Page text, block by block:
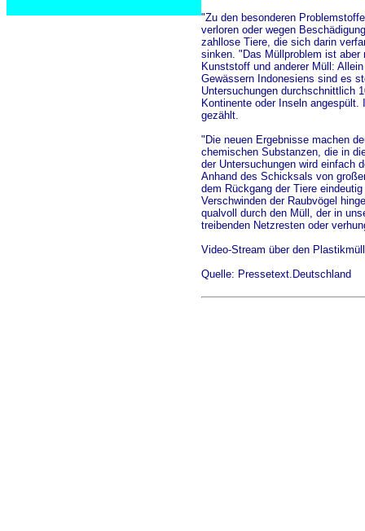
"Zu den besonderen
verloren oder wegen
zahllose Tiere, die sich darin
sinken. "Das Müllproblem ist
Kunststoff und anderer Müll:
Gewässern Indonesiens sind es
Untersuchungen durchschnittlich
Kontinente oder Inseln
gezählt.
"Die neuen Ergebnisse machen
chemischen Substanzen, die in
der Untersuchungen wird einfach
Anhand des Schicksals von
dem Rückgang der Tiere
Verschwinden der Raubvögel
qualvoll durch den Müll, der in
treibenden Netzresten oder
Video-Stream über den
Quelle: Pressetext.Deutschland